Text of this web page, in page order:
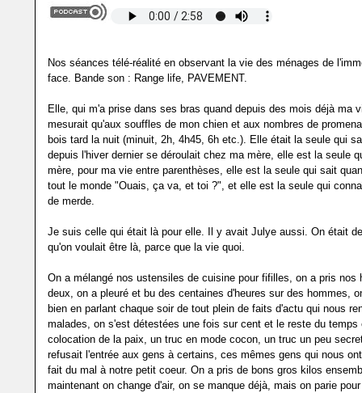
Nos séances télé-réalité en observant la vie des ménages de
face. Bande son : Range life, PAVEMENT.
Elle, qui m'a prise dans ses bras quand depuis des mois déjà ma
mesurait qu'aux souffles de mon chien et aux nombres de
bois tard la nuit (minuit, 2h, 4h45, 6h etc.). Elle était la seule qui
depuis l'hiver dernier se déroulait chez ma mère, elle est la seule
mère, pour ma vie entre parenthèses, elle est la seule qui sait
tout le monde "Ouais, ça va, et toi ?", et elle est la seule qui
de merde.
Je suis celle qui était là pour elle. Il y avait Julye aussi. On était
qu'on voulait être là, parce que la vie quoi.
On a mélangé nos ustensiles de cuisine pour fifilles, on a pris nos
deux, on a pleuré et bu des centaines d'heures sur des hommes,
bien en parlant chaque soir de tout plein de faits d'actu qui nous
malades, on s'est détestées une fois sur cent et le reste du temps
colocation de la paix, un truc en mode cocon, un truc un peu
refusait l'entrée aux gens à certains, ces mêmes gens qui nous
fait du mal à notre petit coeur. On a pris de bons gros kilos
maintenant on change d'air, on se manque déjà, mais on parie